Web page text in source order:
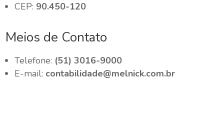
CEP: 90.450-120
Meios de Contato
Telefone: (51) 3016-9000
E-mail: contabilidade@melnick.com.br